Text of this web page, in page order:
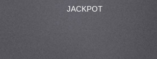
JACKPOT